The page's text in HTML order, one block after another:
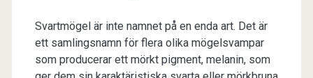
Svartmögel är inte namnet på en enda art. Det är
ett samlingsnamn för flera olika mögelsvampar
som producerar ett mörkt pigment, melanin, som